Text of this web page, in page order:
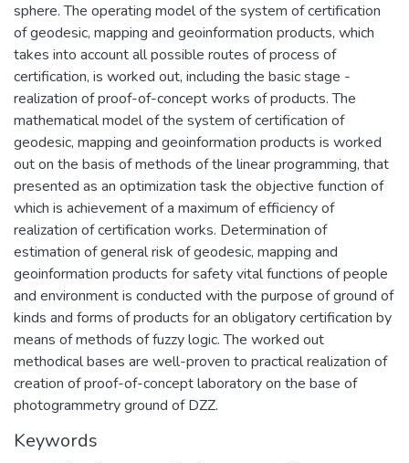
sphere. The operating model of the system of certification
of geodesic, mapping and geoinformation products, which
takes into account all possible routes of process of
certification, is worked out, including the basic stage -
realization of proof-of-concept works of products. The
mathematical model of the system of certification of
geodesic, mapping and geoinformation products is worked
out on the basis of methods of the linear programming, that
presented as an optimization task the objective function of
which is achievement of a maximum of efficiency of
realization of certification works. Determination of
estimation of general risk of geodesic, mapping and
geoinformation products for safety vital functions of people
and environment is conducted with the purpose of ground of
kinds and forms of products for an obligatory certification by
means of methods of fuzzy logic. The worked out
methodical bases are well-proven to practical realization of
creation of proof-of-concept laboratory on the base of
photogrammetry ground of DZZ.
Keywords